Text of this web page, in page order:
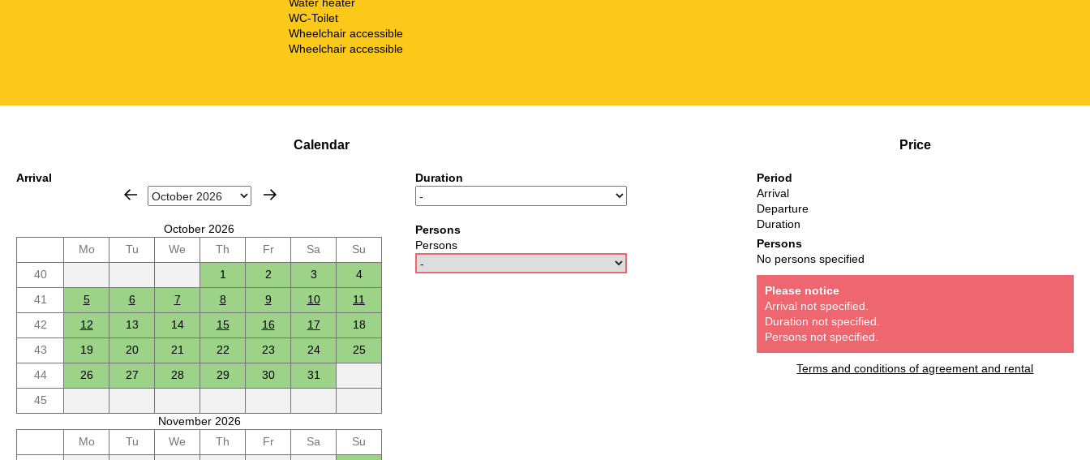
Water heater
WC-Toilet
Wheelchair accessible
Wheelchair accessible
Calendar
Arrival
October 2026
Mo
Tu We Th Fr Sa
Su
40
1 2 3
4
41
5 6 7 8 9 10
11
42
12 13 14 15 16 17
18
43
19 20 21 22 23 24
25
44
26 27 28 29 30
31
45
November 2026
Mo
Tu We Th Fr Sa Su
Duration
Persons
Persons
Price
Period
Arrival
Departure
Duration
Persons
No persons specified
Please notice
Arrival not specified.
Duration not specified.
Persons not specified.
Terms and conditions of agreement and rental